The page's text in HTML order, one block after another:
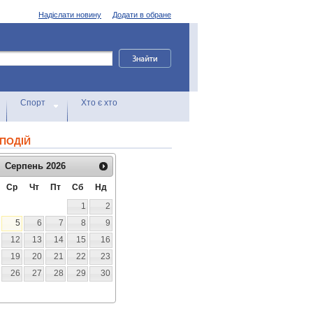
Додати в обране
Надіслати новину
Спорт Хто є хто
Серпень 2026
Ср Чт Пт Сб
Нд
1
2
5 6 7 8
9
12 13 14 15
16
19 20 21 22
23
26 27 28 29
30